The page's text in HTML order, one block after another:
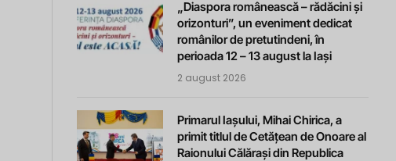
„Diaspora românească – rădăcini și
orizonturi”, un eveniment dedicat
românilor de pretutindeni, în
perioada 12 – 13 august la Iași
2 august 2026
Primarul Iașului, Mihai Chirica, a
primit titlul de Cetățean de Onoare al
Raionului Călărași din Republica